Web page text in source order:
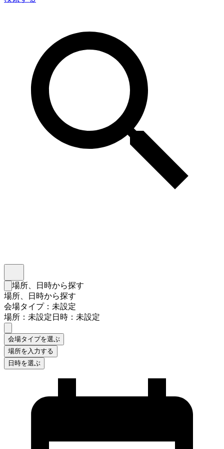
検索フォームを閉じる
場所、日時から探す
場所、日時から探す
会場タイプ：未設定
場所：未設定日時：未設定
会場タイプを選ぶ
場所を入力する
日時を選ぶ